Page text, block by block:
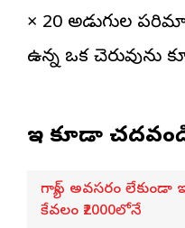
× 20 అడుగుల
ఉన్న ఒక చెరువును
ఇవి కూడా
గ్యాస్ అవసరం లేకుండా
కేవలం ₹2000లోనే